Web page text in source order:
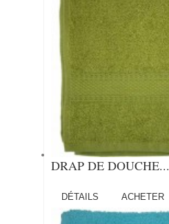
DRAP DE DOUCHE...
DÉTAILS ACHETER